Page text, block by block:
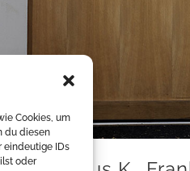
Cookies, um
du diesen
eindeutige IDs
oder